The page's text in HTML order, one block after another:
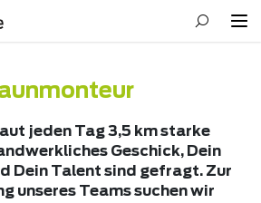
jeden Tag 3,5 km starke
Geschick, Dein
Dein Talent sind gefragt. Zur
unseres Teams suchen wir